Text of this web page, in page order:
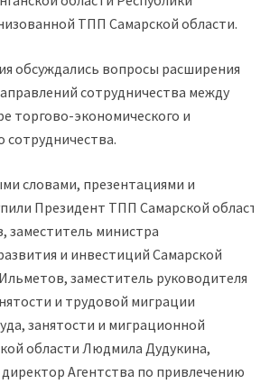
ТПП Самарской области.
обсуждались вопросы расширения
сотрудничества между
торгово-экономического и
сотрудничества.
словами, презентациями и
Президент ТПП Самарской области
заместитель министра
и инвестиций Самарской
заместитель руководителя
и трудовой миграции
занятости и миграционной
области Людмила Дудукина,
Агентства по привлечению